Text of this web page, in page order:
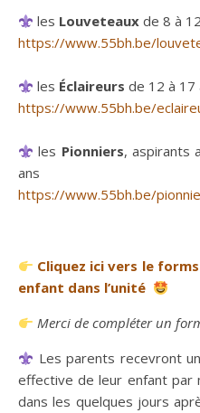
les Louveteaux de 8 à
https://www.55bh.be/
les Éclaireurs de 12 à 17
https://www.55bh.be/
les Pionniers, aspirants
ans
https://www.55bh.be/
Cliquez ici vers le
enfant dans l’unité
Merci de compléter un
Les parents recevront
effective de leur enfant par
dans les quelques jours